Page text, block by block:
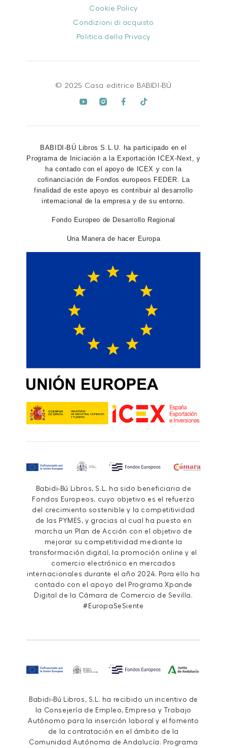
Cookie Policy
Condizioni di acquisto
Politica della Privacy
© 2025 Casa editrice BABIDI-BÚ
BABIDI-BÚ Libros S.L.U. ha participado en el
Programa de Iniciación a la Exportación ICEX-Next, y
ha contado con el apoyo de ICEX y con la
cofinanciación de Fondos europeos FEDER. La
finalidad de este apoyo es contribuir al desarrollo
internacional de la empresa y de su entorno.
Fondo Europeo de Desarrollo Regional
Una Manera de hacer Europa
Babidi-Bú Libros, S.L. ha sido beneficiaria de
Fondos Europeos, cuyo objetivo es el refuerzo
del crecimiento sostenible y la competitividad
de las PYMES, y gracias al cual ha puesto en
marcha un Plan de Acción con el objetivo de
mejorar su competitividad mediante la
transformación digital, la promoción online y el
comercio electrónico en mercados
internacionales durante el año 2024. Para ello ha
contado con el apoyo del Programa Xpande
Digital de la Cámara de Comercio de Sevilla.
#EuropaSeSiente
Babidi-Bú Libros, S.L. ha recibido un incentivo de
la Consejería de Empleo, Empresa y Trabajo
Autónomo para la inserción laboral y el fomento
de la contratación en el ámbito de la
Comunidad Autónoma de Andalucía. Programa